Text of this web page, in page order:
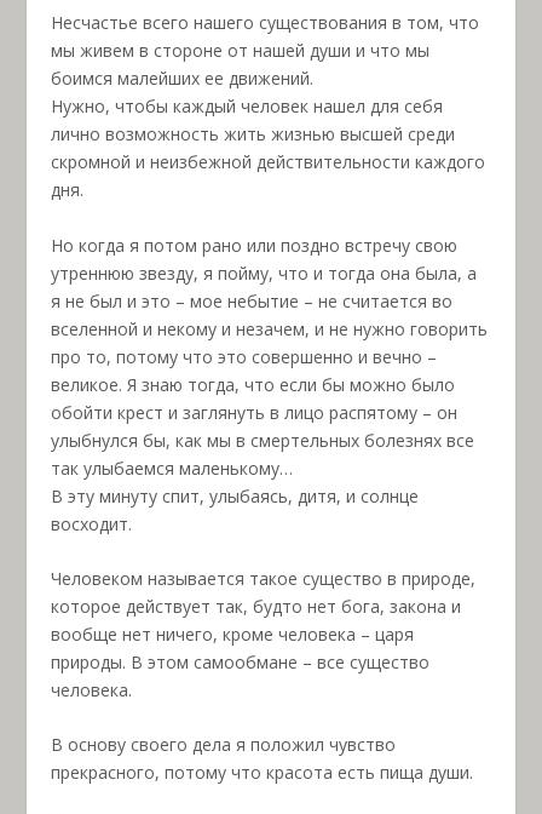
Несчастье всего нашего существования в том, что
мы живем в стороне от нашей души и что мы
боимся малейших ее движений.
Нужно, чтобы каждый человек нашел для себя
лично возможность жить жизнью высшей среди
скромной и неизбежной действительности каждого
дня.
Но когда я потом рано или поздно встречу свою
утреннюю звезду, я пойму, что и тогда она была, а
я не был и это – мое небытие – не считается во
вселенной и некому и незачем, и не нужно говорить
про то, потому что это совершенно и вечно –
великое. Я знаю тогда, что если бы можно было
обойти крест и заглянуть в лицо распятому – он
улыбнулся бы, как мы в смертельных болезнях все
так улыбаемся маленькому…
В эту минуту спит, улыбаясь, дитя, и солнце
восходит.
Человеком называется такое существо в природе,
которое действует так, будто нет бога, закона и
вообще нет ничего, кроме человека – царя
природы. В этом самообмане – все существо
человека.
В основу своего дела я положил чувство
прекрасного, потому что красота есть пища души.